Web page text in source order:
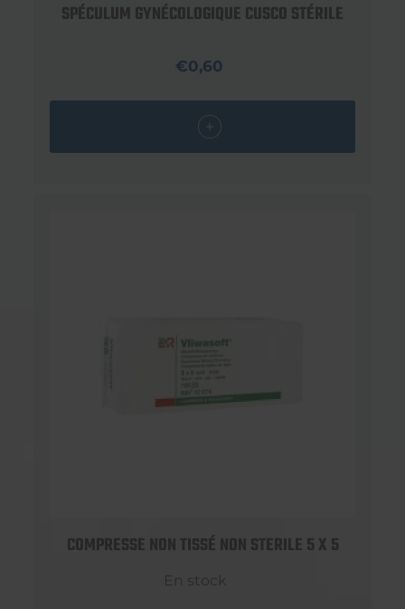
SPÉCULUM GYNÉCOLOGIQUE CUSCO STÉRILE
€0,60
COMPRESSE NON TISSÉ NON STERILE 5 X 5
En stock